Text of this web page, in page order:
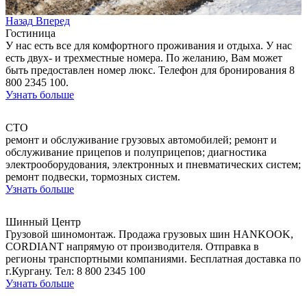
Назад Вперед
Гостиница
У нас есть все для комфортного проживания и отдыха. У нас
есть двух- и трехместные номера. По желанию, Вам может
быть предоставлен номер люкс. Телефон для бронирования 8
800 2345 100.
Узнать больше
СТО
ремонт и обслуживание грузовых автомобилей; ремонт и
обслуживание прицепов и полуприцепов; диагностика
электрооборудования, электронных и пневматических систем;
ремонт подвески, тормозных систем.
Узнать больше
Шинный Центр
Грузовой шиномонтаж. Продажа грузовых шин НANKOOK,
CORDIANT напрямую от производителя. Отправка в
регионы транспортными компаниями. Бесплатная доставка по
г.Кургану. Тел: 8 800 2345 100
Узнать больше